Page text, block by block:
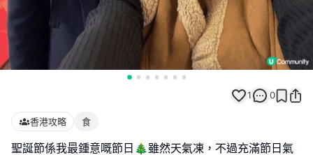
1 0
香港攻略 食
聖誕節係我最鍾意嘅節日🎄雖然天氣凍，不過充滿節日氣